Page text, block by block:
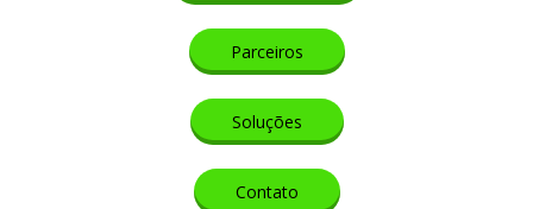
Parceiros
Soluções
Contato